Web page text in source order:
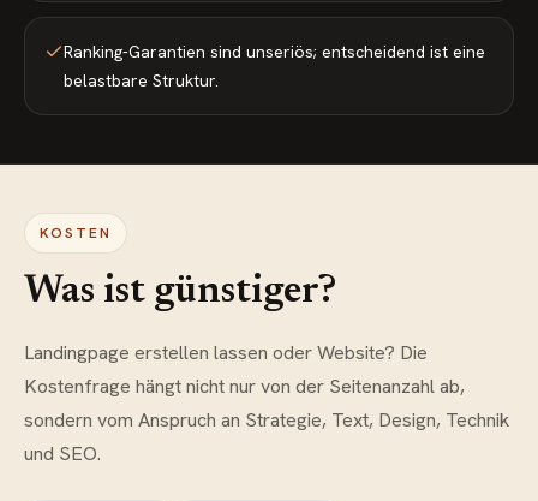
Ranking-Garantien sind unseriös; entscheidend ist eine
belastbare Struktur.
KOSTEN
Was ist günstiger?
Landingpage erstellen lassen oder Website? Die
Kostenfrage hängt nicht nur von der Seitenanzahl ab,
sondern vom Anspruch an Strategie, Text, Design, Technik
und SEO.